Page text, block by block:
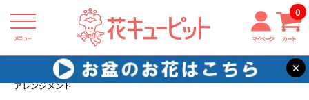
メニュー マイページ カート
0
×
花キューピット 結婚記念日
【結婚記念日】白ユリと赤バラのポット
アレンジメント